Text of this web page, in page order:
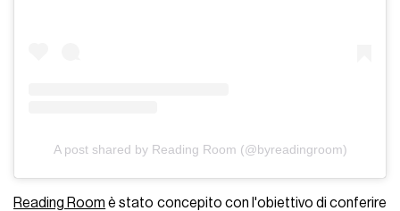
A post shared by Reading Room (@byreadingroom)
Reading Room è stato concepito con l'obiettivo di conferire